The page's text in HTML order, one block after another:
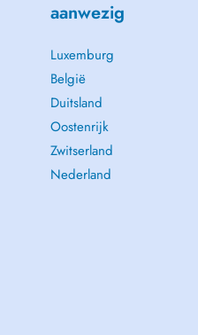
aanwezig
Luxemburg
België
Duitsland
Oostenrijk
Zwitserland
Nederland